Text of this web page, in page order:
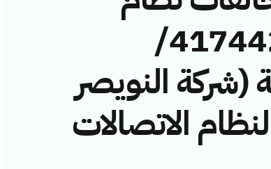
الاتصالات رقم (41744263/
(شركة النويصر
الاتصالات